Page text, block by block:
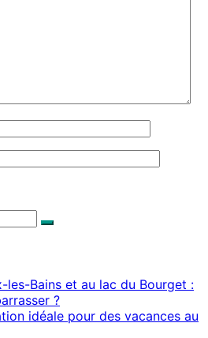
Recherche
les-Bains et au lac du Bourget :
?
idéale pour des vacances au